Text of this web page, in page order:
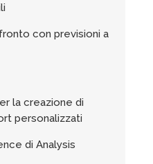
con previsioni a
la creazione di
personalizzati
di Analysis